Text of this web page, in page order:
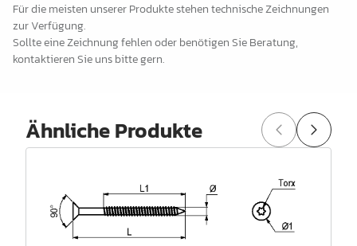
Für die meisten unserer Produkte stehen technische Zeichnungen
zur Verfügung.
Sollte eine Zeichnung fehlen oder benötigen Sie Beratung,
kontaktieren Sie uns bitte gern.
Ähnliche Produkte